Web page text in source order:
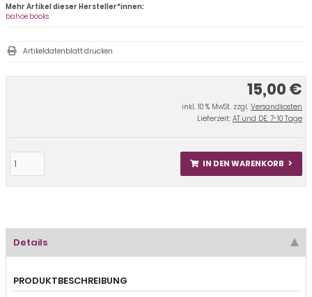
15,00 €
inkl. 10 % MwSt. zzgl. Versandkosten
Lieferzeit: AT und DE: 7-10 Tage
IN DEN WARENKORB
Mehr Artikel dieser Hersteller*innen:
bahoe books
Artikeldatenblatt drucken
Details
PRODUKTBESCHREIBUNG